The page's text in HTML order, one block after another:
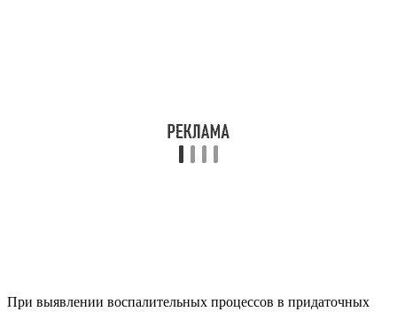
При выявлении воспалительных процессов в придаточных